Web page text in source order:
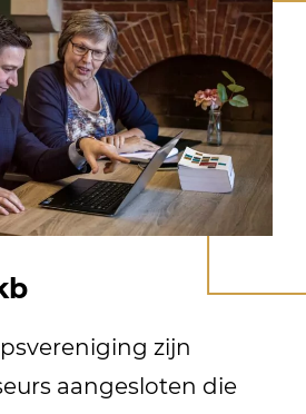
zijn
aangesloten die